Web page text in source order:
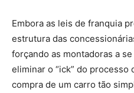
Embora as leis de franquia
estrutura das
forçando as montadoras a
eliminar o “ick” do processo
compra de um carro tão